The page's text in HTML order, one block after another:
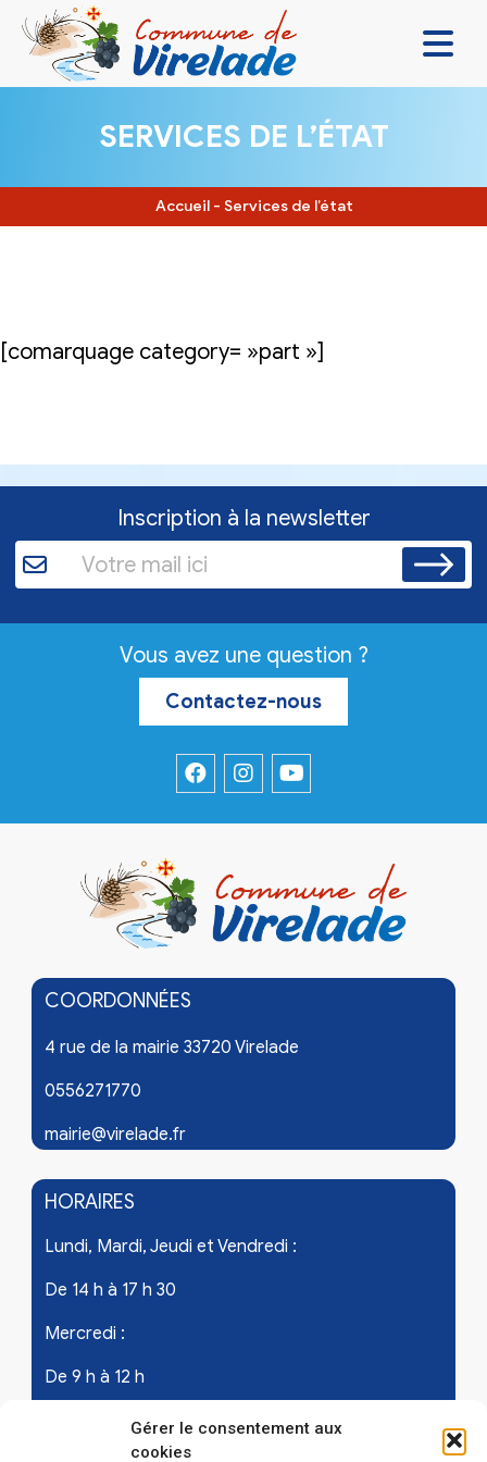
Gérer le consentement aux
cookies
VIVRE ENSEMBLE
SE DIVERTIR
SERVICES DE L’ÉTAT
Accueil - Services de l’état
[comarquage category= »part »]
Inscription à la newsletter
Vous avez une question ?
Contactez-nous
COORDONNÉES
4 rue de la mairie 33720 Virelade
0556271770
mairie@virelade.fr
HORAIRES
Lundi, Mardi, Jeudi et Vendredi :
De 14 h à 17 h 30
Mercredi :
De 9 h à 12 h
Samedi - les 1er et 3ème de chaque mois :